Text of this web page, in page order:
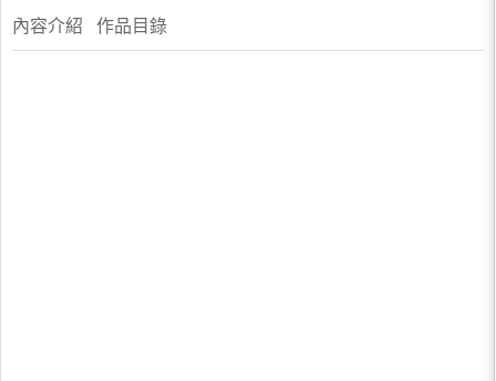
內容介紹 作品目錄